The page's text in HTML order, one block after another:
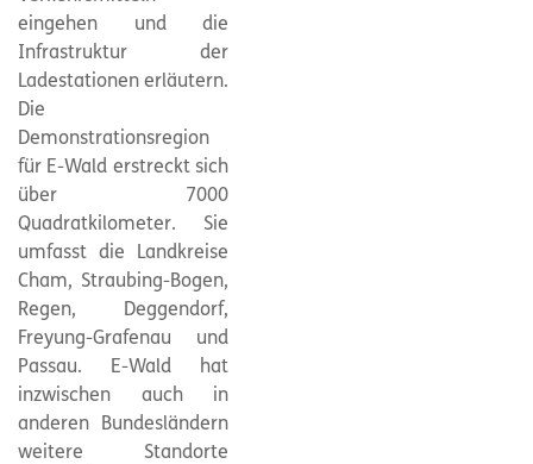
eingehen und die
Infrastruktur der
Ladestationen erläutern.
Die
Demonstrationsregion
für E-Wald erstreckt sich
über 7000
Quadratkilometer. Sie
umfasst die Landkreise
Cham, Straubing-Bogen,
Regen, Deggendorf,
Freyung-Grafenau und
Passau. E-Wald hat
inzwischen auch in
anderen Bundesländern
weitere Standorte